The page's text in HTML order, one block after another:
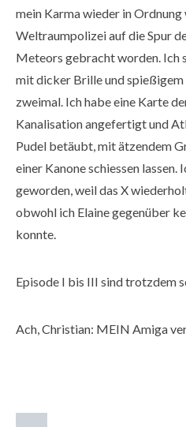
mein Karma wieder in
Weltraumpolizei auf die Spur
Meteors gebracht worden. Ich
mit dicker Brille und
zweimal. Ich habe eine Karte
Kanalisation angefertigt und
Pudel betäubt, mit ätzendem
einer Kanone schiessen
geworden, weil das X
obwohl ich Elaine gegenüber
konnte.
Episode I bis III sind trotzdem
Ach, Christian: MEIN Amiga